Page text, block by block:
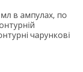
в ампулах, по
чарункові